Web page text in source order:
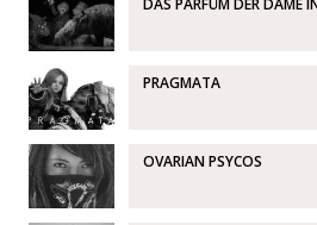
DAS PARFÜM DER DAME
PRAGMATA
OVARIAN PSYCOS